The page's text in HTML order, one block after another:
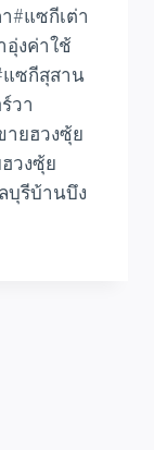
#แซกีเต่า
อุ่งค่าใช้
แซกีสุสาน
วา
ายฮวงซุ้ย
วงซุ้ย
บุรีบ้านบึง